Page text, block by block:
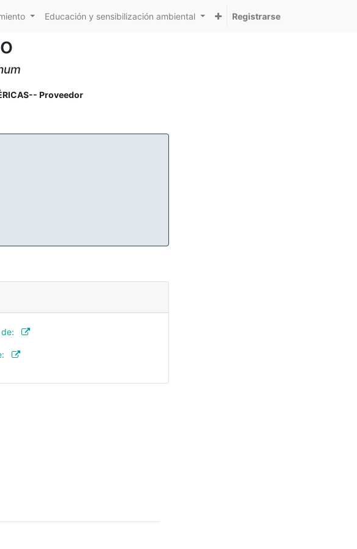
Educación y sensibilización ambiental Registrarse
Proveedor